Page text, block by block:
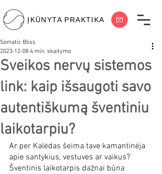
ĮKŪNYTA PRAKTIKA
Sveikos nervų sistemos
link: kaip išsaugoti savo
autentiškumą šventiniu
laikotarpiu?
Somatic Bliss
2023-12-08 4 min. skaitymo
Ar per Kalėdas šeima tave kamantinėja
apie santykius, vestuves ar vaikus?
Šventinis laikotarpis dažnai būna